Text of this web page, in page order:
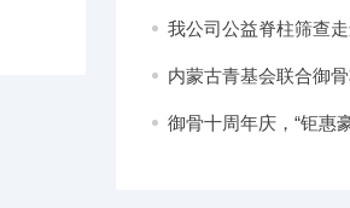
我公司公益脊柱筛查
内蒙古青基会联合御
御骨十周年庆，“钜惠